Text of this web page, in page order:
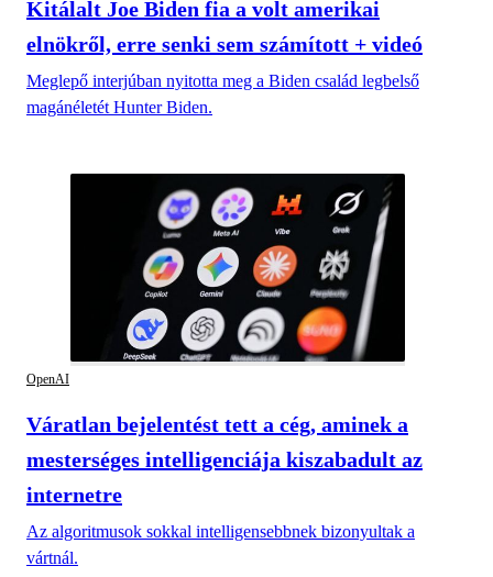
Kitálalt Joe Biden fia a volt amerikai
elnökről, erre senki sem számított + videó
Meglepő interjúban nyitotta meg a Biden család legbelső
magánéletét Hunter Biden.
OpenAI
Váratlan bejelentést tett a cég, aminek a
mesterséges intelligenciája kiszabadult az
internetre
Az algoritmusok sokkal intelligensebbnek bizonyultak a
vártnál.